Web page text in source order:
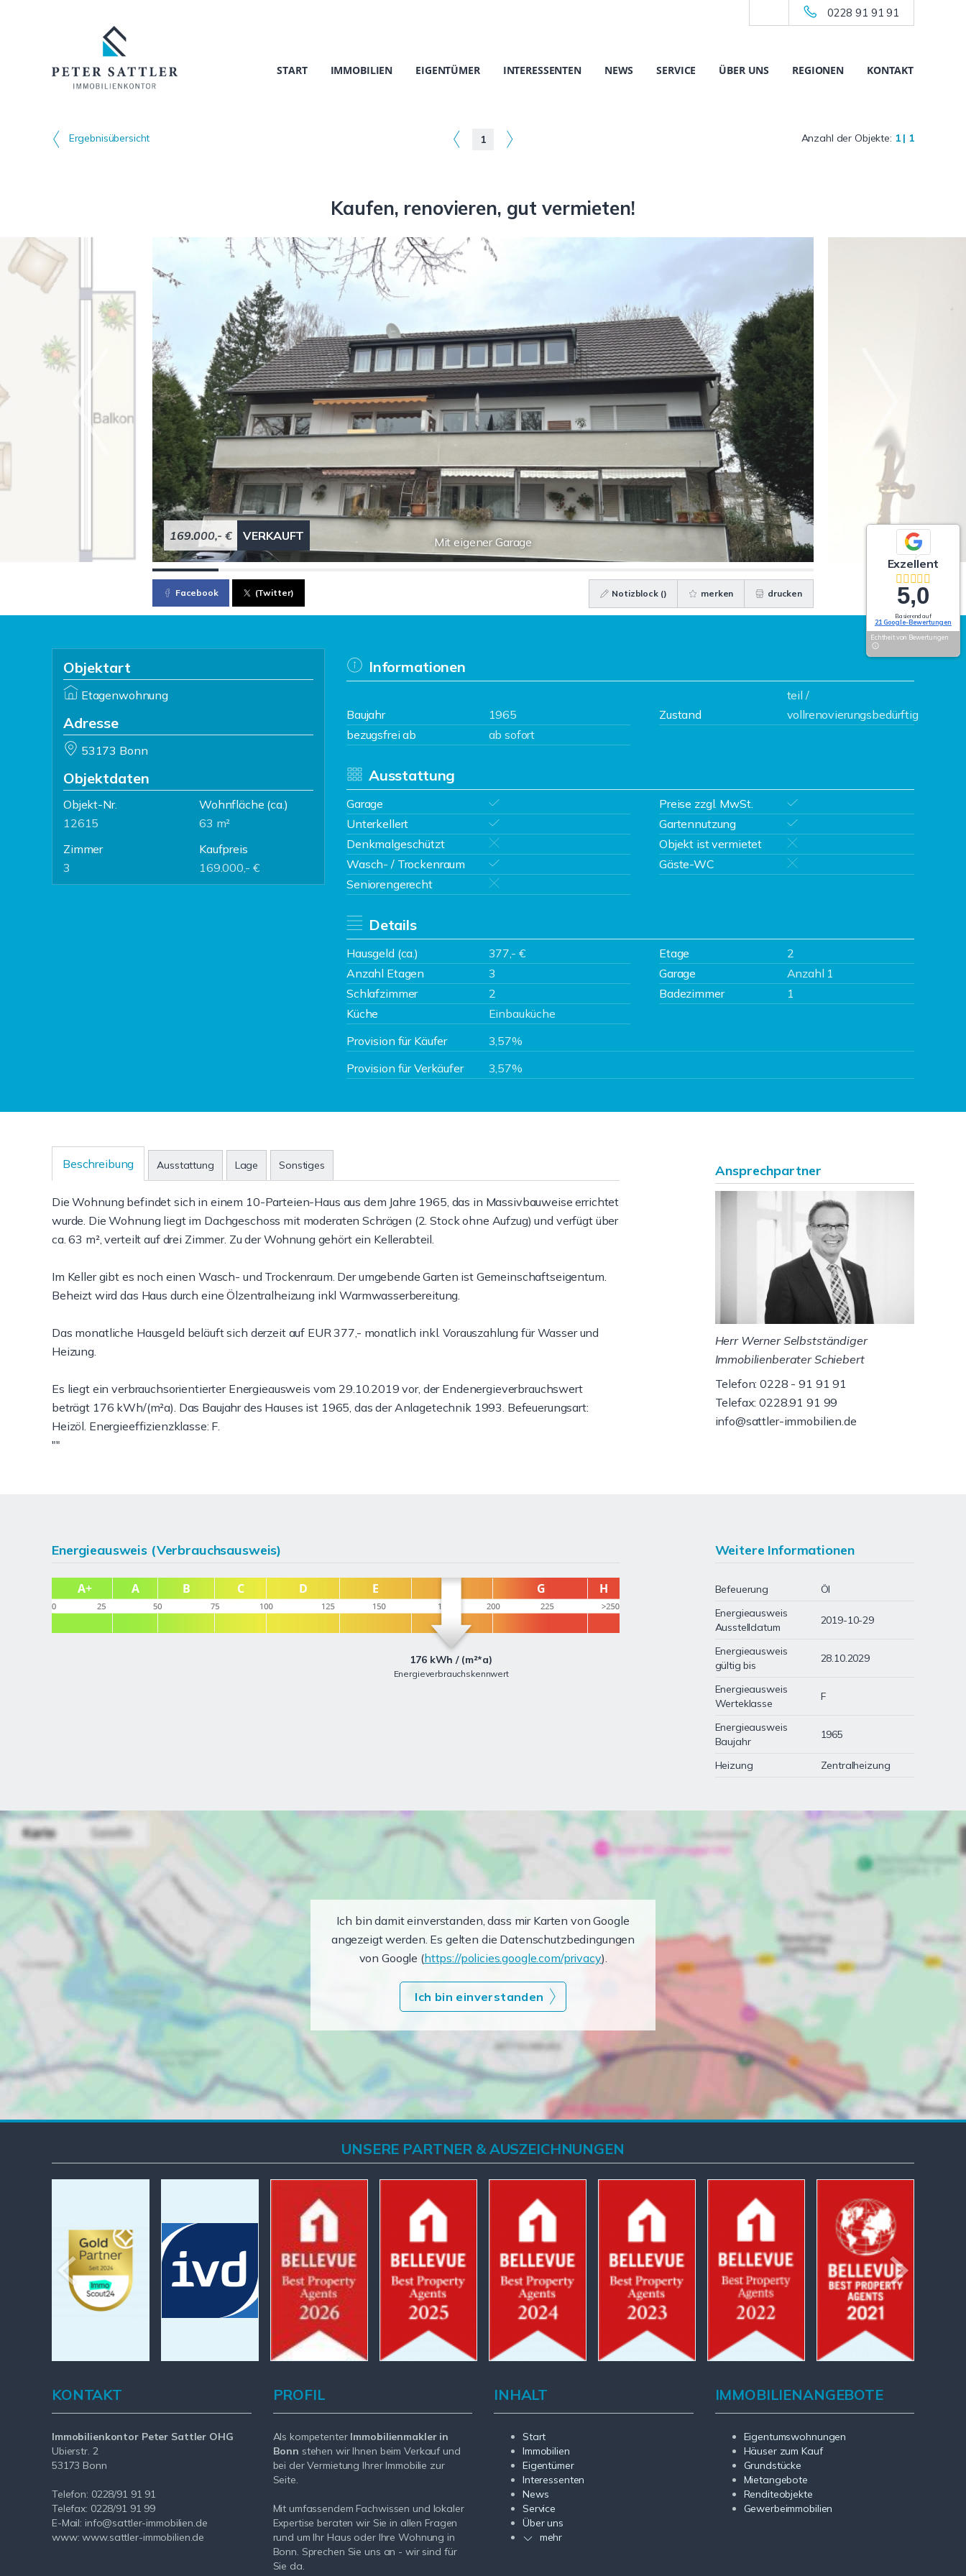
0228 91 91 91
START IMMOBILIEN EIGENTÜMER INTERESSENTEN NEWS SERVICE ÜBER UNS REGIONEN KONTAKT
Ergebnisübersicht 1 Anzahl der Objekte: 1 | 1
Kaufen, renovieren, gut vermieten!
Mit eigener Garage
169.000,- € VERKAUFT
Facebook (Twitter) Notizblock () merken drucken
Objektart
Etagenwohnung
Adresse
53173 Bonn
Objektdaten
Objekt-Nr.
12615
Wohnfläche (ca.)
63 m²
Zimmer
3
Kaufpreis
169.000,- €
Informationen
Baujahr 1965 Zustand
teil /
vollrenovierungsbedürftig
bezugsfrei ab
ab sofort
Ausstattung
Garage
Preise zzgl. MwSt.
Unterkellert
Gartennutzung
Denkmalgeschützt
Objekt ist vermietet
Wasch- / Trockenraum
Gäste-WC
Seniorengerecht
Details
Hausgeld (ca.) 377,- € Etage
2
Anzahl Etagen
3 Garage
Anzahl 1
Schlafzimmer
2 Badezimmer
1
Küche
Einbauküche
Provision für Käufer
3,57%
Provision für Verkäufer
3,57%
Beschreibung Ausstattung Lage Sonstiges
Die Wohnung befindet sich in einem 10-Parteien-Haus aus dem Jahre 1965, das in Massivbauweise errichtet
wurde. Die Wohnung liegt im Dachgeschoss mit moderaten Schrägen (2. Stock ohne Aufzug) und verfügt über
ca. 63 m², verteilt auf drei Zimmer. Zu der Wohnung gehört ein Kellerabteil.
Im Keller gibt es noch einen Wasch- und Trockenraum. Der umgebende Garten ist Gemeinschaftseigentum.
Beheizt wird das Haus durch eine Ölzentralheizung inkl Warmwasserbereitung.
Das monatliche Hausgeld beläuft sich derzeit auf EUR 377,- monatlich inkl. Vorauszahlung für Wasser und
Heizung.
Es liegt ein verbrauchsorientierter Energieausweis vom 29.10.2019 vor, der Endenergieverbrauchswert
beträgt 176 kWh/(m²a). Das Baujahr des Hauses ist 1965, das der Anlagetechnik 1993. Befeuerungsart:
Heizöl. Energieeffizienzklasse: F.
""
Ansprechpartner
Herr Werner Selbstständiger
Immobilienberater Schiebert
Telefon: 0228 - 91 91 91
Telefax: 0228.91 91 99
info@sattler-immobilien.de
Energieausweis (Verbrauchsausweis)
176 kWh / (m²*a)
Energieverbrauchskennwert
Weitere Informationen
Befeuerung
Öl
Energieausweis
Ausstelldatum
2019-10-29
Energieausweis
gültig bis
28.10.2029
Energieausweis
Werteklasse
F
Energieausweis
Baujahr
1965
Heizung Zentralheizung
Ich bin damit einverstanden, dass mir Karten von Google
angezeigt werden. Es gelten die Datenschutzbedingungen
von Google (https://policies.google.com/privacy).
Ich bin einverstanden
Exzellent
5,0
Basierend auf
21 Google-Bewertungen
Echtheit von Bewertungen
UNSERE PARTNER & AUSZEICHNUNGEN
KONTAKT
Immobilienkontor Peter Sattler OHG
Ubierstr. 2
53173 Bonn
Telefon: 0228/91 91 91
Telefax: 0228/91 91 99
E-Mail: info@sattler-immobilien.de
www: www.sattler-immobilien.de
PROFIL
Als kompetenter Immobilienmakler in
Bonn stehen wir Ihnen beim Verkauf und
bei der Vermietung Ihrer Immobilie zur
Seite.
Mit umfassendem Fachwissen und lokaler
Expertise beraten wir Sie in allen Fragen
rund um Ihr Haus oder Ihre Wohnung in
Bonn. Sprechen Sie uns an - wir sind für
Sie da.
INHALT
Start
Immobilien
Eigentümer
Interessenten
News
Service
Über uns
mehr
IMMOBILIENANGEBOTE
Eigentumswohnungen
Häuser zum Kauf
Grundstücke
Mietangebote
Renditeobjekte
Gewerbeimmobilien